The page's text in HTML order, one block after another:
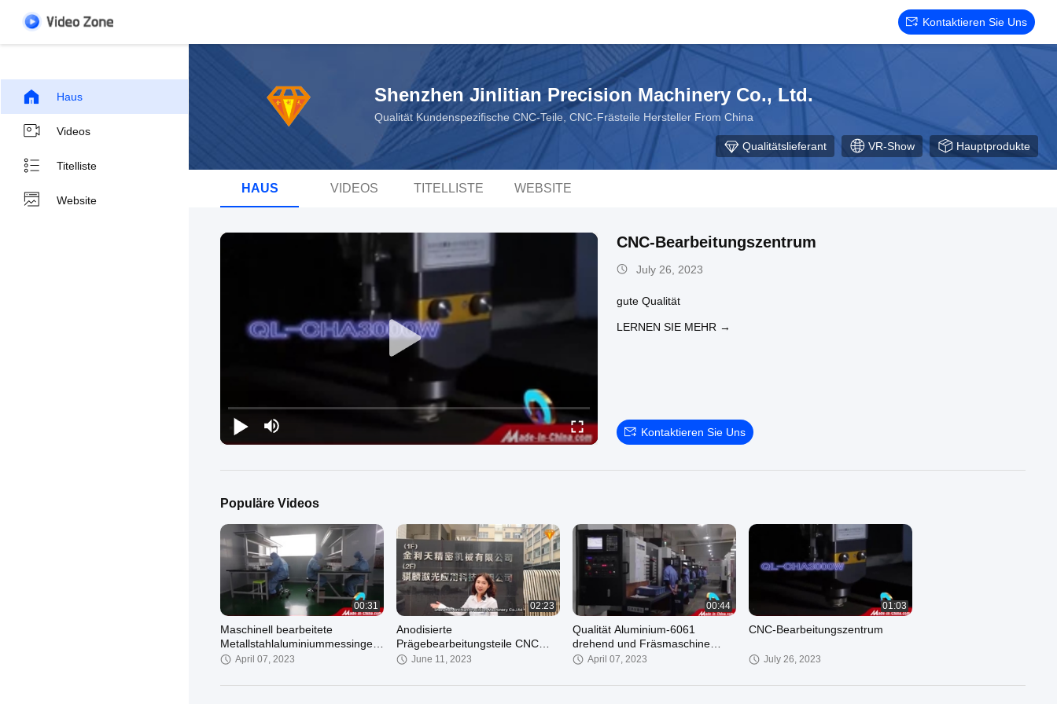
Kontaktieren Sie Uns
Haus
Videos
Titelliste
Website
Shenzhen Jinlitian Precision Machinery Co., Ltd.
Qualität Kundenspezifische CNC-Teile, CNC-Frästeile Hersteller From China
Qualitätslieferant VR-Show Hauptprodukte
HAUS VIDEOS TITELLISTE WEBSITE
CNC-Bearbeitungszentrum
July 26, 2023
gute Qualität
LERNEN SIE MEHR →
Kontaktieren Sie Uns
Populäre Videos
00:31
Maschinell bearbeitete
Metallstahlaluminiummessingedelstahl-
TeileApril 07, 2023
02:23
Anodisierte
Prägebearbeitungsteile CNC
drechseln kundenspezifisches
June 11, 2023
00:44
Qualität Aluminium-6061
drehend und Fräsmaschine
Metallteile
April 07, 2023
01:03
CNC-Bearbeitungszentrum
July 26, 2023